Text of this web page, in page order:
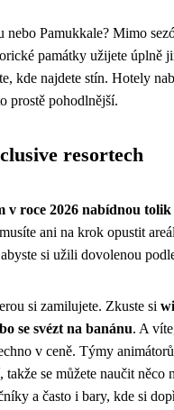
Pamukkale? Mimo
památky užijete úplně
kde najdete stín. Hotely
prostě pohodlnější.
resortech
roce 2026 nabídnou tolik
ani na krok opustit
si užili dovolenou
si zamilujete. Zkuste si
se svézt na banánu. A
v ceně. Týmy
se můžete naučit něco
a často i bary, kde si